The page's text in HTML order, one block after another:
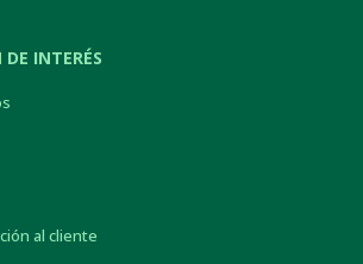
INTERÉS
al cliente